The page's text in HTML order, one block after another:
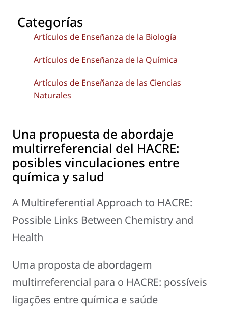
Categorías
Artículos de Enseñanza de la Biología
Artículos de Enseñanza de la Química
Artículos de Enseñanza de las Ciencias
Naturales
Una propuesta de abordaje
multirreferencial del HACRE:
posibles vinculaciones entre
química y salud
A Multireferential Approach to HACRE:
Possible Links Between Chemistry and
Health
Uma proposta de abordagem
multirreferencial para o HACRE: possíveis
ligações entre química e saúde